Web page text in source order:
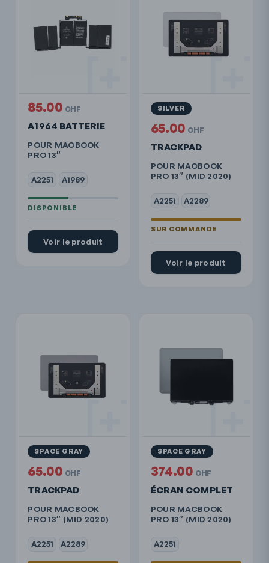
A1964 BATTERIE
POUR MACBOOK
PRO 13″
A2251 A1989
85.00 CHF
Voir le produit
TRACKPAD
POUR MACBOOK
PRO 13″ (MID 2020)
A2251 A2289
SILVER
65.00 CHF
Voir le produit
TRACKPAD
POUR MACBOOK
PRO 13″ (MID 2020)
A2251 A2289
SPACE GRAY
65.00 CHF
ÉCRAN COMPLET
POUR MACBOOK
PRO 13″ (MID 2020)
A2251
SPACE GRAY
374.00 CHF